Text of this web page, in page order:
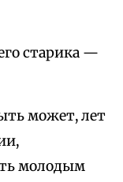
старика —
может, лет
молодым